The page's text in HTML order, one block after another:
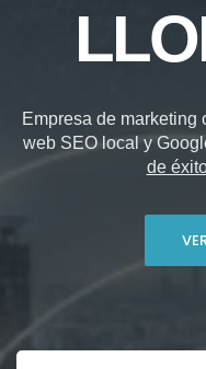
Empresa de
web SEO local y
de